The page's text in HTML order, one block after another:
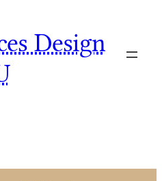
Design